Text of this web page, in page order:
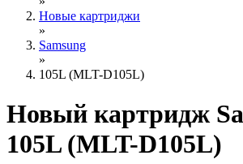
Новые картриджи
»
Samsung
»
105L (MLT-D105L)
Новый картридж
105L (MLT-D105L)